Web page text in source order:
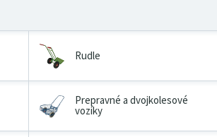
Rudle
Prepravné a dvojkolesové
vozíky